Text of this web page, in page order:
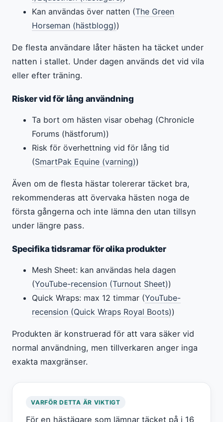
Kan användas över natten (The Green
Horseman (hästblogg))
De flesta användare låter hästen ha täcket under
natten i stallet. Under dagen används det vid vila
eller efter träning.
Risker vid för lång användning
Ta bort om hästen visar obehag (Chronicle
Forums (hästforum))
Risk för överhettning vid för lång tid
(SmartPak Equine (varning))
Även om de flesta hästar tolererar täcket bra,
rekommenderas att övervaka hästen noga de
första gångerna och inte lämna den utan tillsyn
under längre pass.
Specifika tidsramar för olika produkter
Mesh Sheet: kan användas hela dagen
(YouTube-recension (Turnout Sheet))
Quick Wraps: max 12 timmar (YouTube-
recension (Quick Wraps Royal Boots))
Produkten är konstruerad för att vara säker vid
normal användning, men tillverkaren anger inga
exakta maxgränser.
VARFÖR DETTA ÄR VIKTIGT
För en hästägare som lämnar täcket på i 16